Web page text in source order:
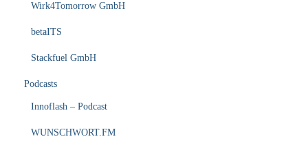
Wirk4Tomorrow GmbH
betaITS
Stackfuel GmbH
Podcasts
Innoflash – Podcast
WUNSCHWORT.FM